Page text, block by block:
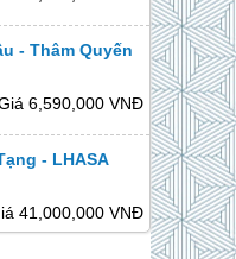
- Thâm Quyến
6,590,000 VNĐ
- LHASA
41,000,000 VNĐ